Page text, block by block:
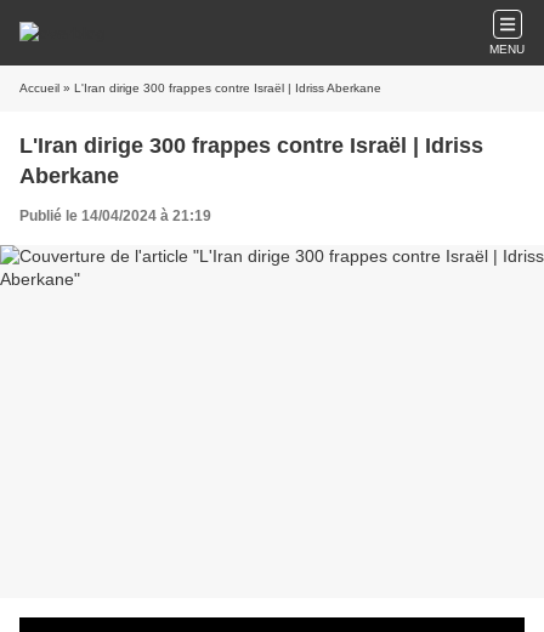
MENU
Accueil » L'Iran dirige 300 frappes contre Israël | Idriss Aberkane
L'Iran dirige 300 frappes contre Israël | Idriss
Aberkane
Publié le 14/04/2024 à 21:19